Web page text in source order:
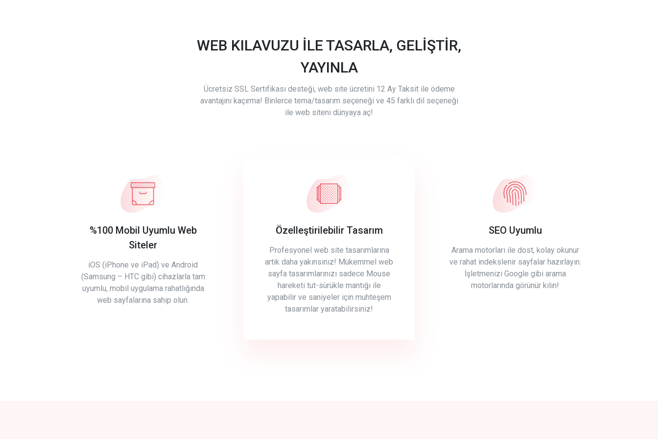
WEB KILAVUZU İLE TASARLA, GELİŞTİR,
YAYINLA
Ücretsiz SSL Sertifikası desteği, web site ücretini 12 Ay Taksit ile ödeme
avantajını kaçırma! Binlerce tema/tasarım seçeneği ve 45 farklı dil seçeneği
ile web siteni dünyaya aç!
%100 Mobil Uyumlu Web
Siteler
iOS (iPhone ve iPad) ve Android
(Samsung – HTC gibi) cihazlarla tam
uyumlu, mobil uygulama rahatlığında
web sayfalarına sahip olun.
Özelleştirilebilir Tasarım
Profesyonel web site tasarımlarına
artık daha yakınsınız! Mükemmel web
sayfa tasarımlarınızı sadece Mouse
hareketi tut-sürükle mantığı ile
yapabilir ve saniyeler için muhteşem
tasarımlar yaratabilirsiniz!
SEO Uyumlu
Arama motorları ile dost, kolay okunur
ve rahat indekslenir sayfalar hazırlayın.
İşletmenizi Google gibi arama
motorlarında görünür kılın!